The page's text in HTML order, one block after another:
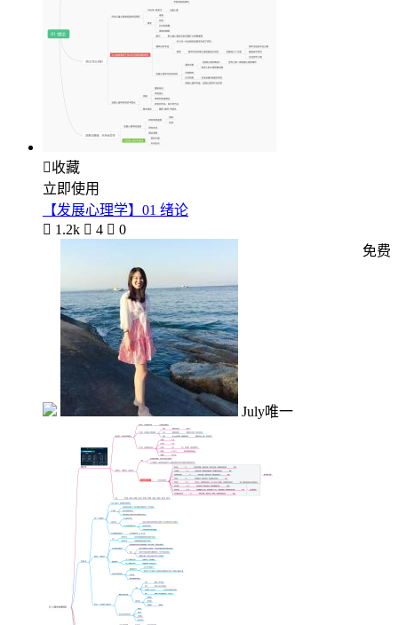
收藏
立即使用
【发展心理学】01 绪论
 1.2k  4  0
July唯一
免费